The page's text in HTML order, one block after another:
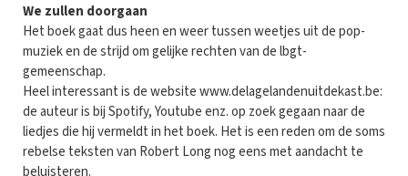
We zullen doorgaan
Het boek gaat dus heen en weer tussen weetjes uit de pop-
muziek en de strijd om gelijke rechten van de lbgt-
gemeenschap.
Heel interessant is de website www.delagelandenuitdekast.be:
de auteur is bij Spotify, Youtube enz. op zoek gegaan naar de
liedjes die hij vermeldt in het boek. Het is een reden om de soms
rebelse teksten van Robert Long nog eens met aandacht te
beluisteren.